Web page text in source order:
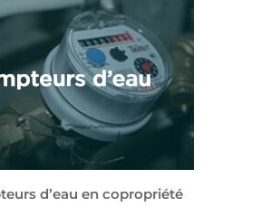
d’eau en copropriété